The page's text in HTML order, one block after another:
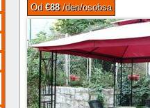
blízkosti pláže
Od €88/den/osobsa